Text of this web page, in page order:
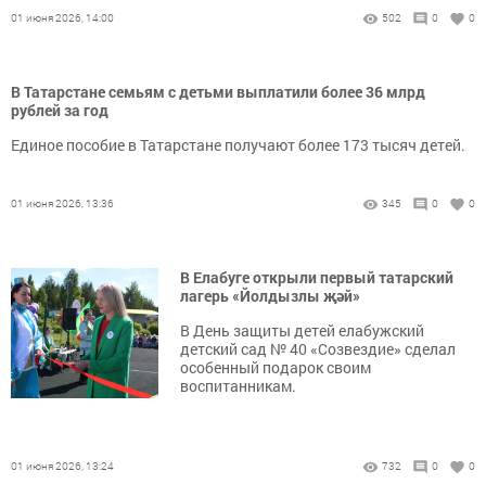
01 июня 2026, 14:00 502 0 0
В Татарстане семьям с детьми выплатили более 36 млрд
рублей за год
Единое пособие в Татарстане получают более 173 тысяч детей.
01 июня 2026, 13:36 345 0 0
В Елабуге открыли первый татарский
лагерь «Йолдызлы җәй»
В День защиты детей елабужский
детский сад № 40 «Созвездие» сделал
особенный подарок своим
воспитанникам.
01 июня 2026, 13:24 732 0 0